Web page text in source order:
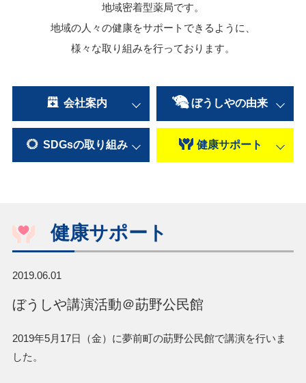
地域密着型薬局です。
地域の人々の健康をサポートできるように、
様々な取り組みを行っております。
会社案内 ぼうしやの由来
SDGsの取り組み 健康サポート
健康サポート
2019.06.01
ぼうしや講演活動＠莇野公民館
2019年5月17日（金）に夢前町の莇野公民館で講演を行いま
した。